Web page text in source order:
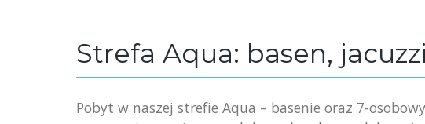
Strefa Aqua: basen,
Pobyt w naszej strefie Aqua – basenie oraz 7-